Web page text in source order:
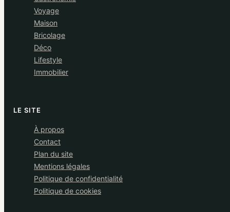
Voyage
Maison
Bricolage
Déco
Lifestyle
Immobilier
LE SITE
À propos
Contact
Plan du site
Mentions légales
Politique de confidentialité
Politique de cookies